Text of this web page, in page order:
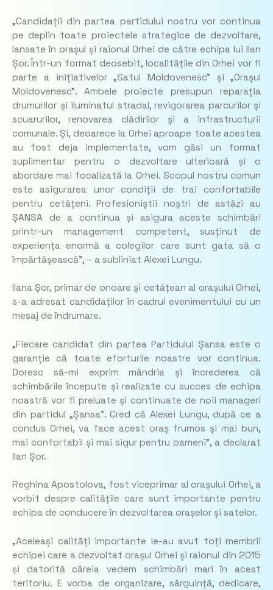
„Candidații din partea partidului nostru vor continua
pe deplin toate proiectele strategice de dezvoltare,
lansate în orașul și raionul Orhei de către echipa lui Ilan
Șor. Într-un format deosebit, localitățile din Orhei vor fi
parte a inițiativelor „Satul Moldovenesc” și „Orașul
Moldovenesc”. Ambele proiecte presupun reparația
drumurilor și iluminatul stradal, revigorarea parcurilor și
scuarurilor, renovarea clădirilor și a infrastructurii
comunale. Și, deoarece la Orhei aproape toate acestea
au fost deja implementate, vom găsi un format
suplimentar pentru o dezvoltare ulterioară și o
abordare mai focalizată la Orhei. Scopul nostru comun
este asigurarea unor condiții de trai confortabile
pentru cetățeni. Profesioniștii noștri de astăzi au
ȘANSA de a continua și asigura aceste schimbări
printr-un management competent, susținut de
experiența enormă a colegilor care sunt gata să o
împărtășească”, – a subliniat Alexei Lungu.
Ilana Șor, primar de onoare și cetățean al orașului Orhei,
s-a adresat candidaților în cadrul evenimentului cu un
mesaj de îndrumare.
„Fiecare candidat din partea Partidului Șansa este o
garanție că toate eforturile noastre vor continua.
Doresc să-mi exprim mândria și încrederea că
schimbările începute și realizate cu succes de echipa
noastră vor fi preluate și continuate de noii manageri
din partidul „Șansa”. Cred că Alexei Lungu, după ce a
condus Orhei, va face acest oraș frumos și mai bun,
mai confortabil și mai sigur pentru oameni”, a declarat
Ilan Șor.
Reghina Apostolova, fost viceprimar al orașului Orhei, a
vorbit despre calitățile care sunt importante pentru
echipa de conducere în dezvoltarea orașelor și satelor.
„Aceleași calități importante le-au avut toți membrii
echipei care a dezvoltat orașul Orhei și raionul din 2015
și datorită căreia vedem schimbări mari în acest
teritoriu. E vorba de organizare, sârguință, dedicare,